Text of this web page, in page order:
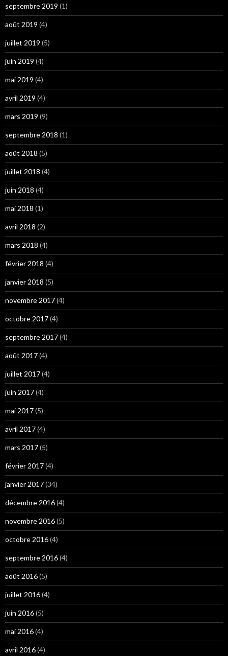
septembre 2019 (1)
août 2019 (4)
juillet 2019 (5)
juin 2019 (4)
mai 2019 (4)
avril 2019 (4)
mars 2019 (9)
septembre 2018 (1)
août 2018 (5)
juillet 2018 (4)
juin 2018 (4)
mai 2018 (1)
avril 2018 (2)
mars 2018 (4)
février 2018 (4)
janvier 2018 (5)
novembre 2017(4)
octobre 2017(4)
septembre 2017(4)
août 2017(4)
juillet 2017(4)
juin 2017(4)
mai 2017(5)
avril 2017(4)
mars 2017(5)
février 2017(4)
janvier 2017(34)
décembre 2016(4)
novembre 2016(5)
octobre 2016(4)
septembre 2016(4)
août 2016(5)
juillet 2016(4)
juin 2016(5)
mai 2016(4)
avril 2016(4)